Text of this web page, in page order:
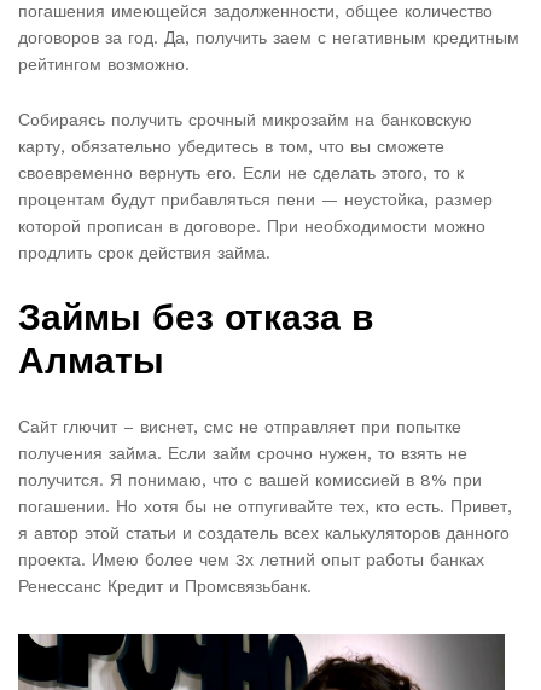
погашения имеющейся задолженности, общее количество
договоров за год. Да, получить заем с негативным кредитным
рейтингом возможно.
Собираясь получить срочный микрозайм на банковскую
карту, обязательно убедитесь в том, что вы сможете
своевременно вернуть его. Если не сделать этого, то к
процентам будут прибавляться пени — неустойка, размер
которой прописан в договоре. При необходимости можно
продлить срок действия займа.
Займы без отказа в
Алматы
Сайт глючит – виснет, смс не отправляет при попытке
получения займа. Если займ срочно нужен, то взять не
получится. Я понимаю, что с вашей комиссией в 8% при
погашении. Но хотя бы не отпугивайте тех, кто есть. Привет,
я автор этой статьи и создатель всех калькуляторов данного
проекта. Имею более чем 3х летний опыт работы банках
Ренессанс Кредит и Промсвязьбанк.